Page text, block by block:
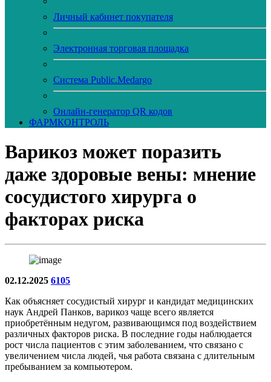
Личный кабинет покупателя
Электронная торговая площадка
Система Public.Medargo
Онлайн-генератор QR кодов
ФАРМКОНТРОЛЬ
Варикоз может поразить
даже здоровые вены: мнение
сосудистого хирурга о
факторах риска
02.12.2025 6105
Как объясняет сосудистый хирург и кандидат медицинских
наук Андрей Панков, варикоз чаще всего является
приобретённым недугом, развивающимся под воздействием
различных факторов риска. В последние годы наблюдается
рост числа пациентов с этим заболеванием, что связано с
увеличением числа людей, чья работа связана с длительным
пребыванием за компьютером.